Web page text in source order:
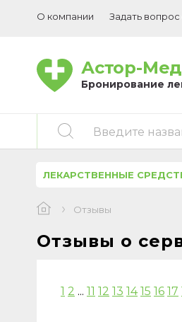
О компании Задать
Астор-Мед
Бронирование
Введите
ЛЕКАРСТВЕННЫЕ
Отзывы
Отзывы о
1 2 ... 11 12 13 14 15 16 17